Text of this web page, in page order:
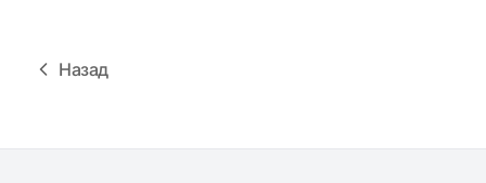
Назад